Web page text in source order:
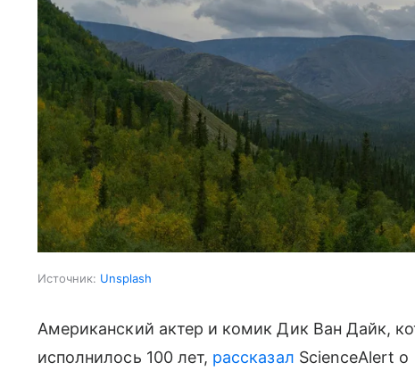
Источник: Unsplash
Американский актер и комик Дик Ван Дайк,
исполнилось 100 лет, рассказал ScienceAlert о